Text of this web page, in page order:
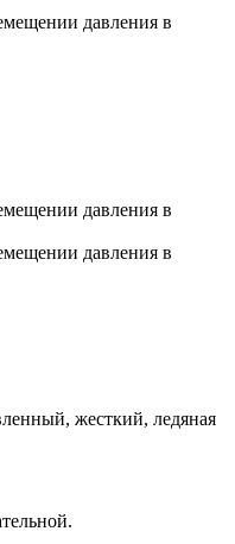
давления в
давления в
давления в
жесткий, ледяная